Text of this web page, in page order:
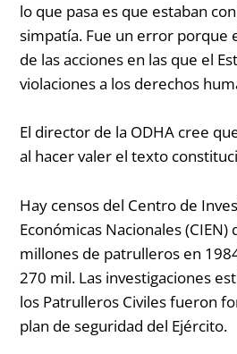
lo que pasa es que estaban
simpatía. Fue un error porque
de las acciones en las que el
violaciones a los derechos
El director de la ODHA cree
al hacer valer el texto
Hay censos del Centro de
Económicas Nacionales
millones de patrulleros en
270 mil. Las investigaciones
los Patrulleros Civiles fueron
plan de seguridad del Ejército.